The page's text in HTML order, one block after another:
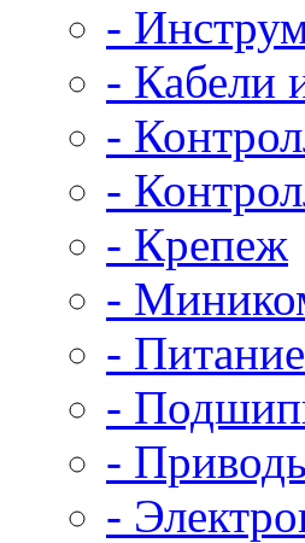
-
- Кабели
-
-
- Крепеж
-
- Питание
-
-
-